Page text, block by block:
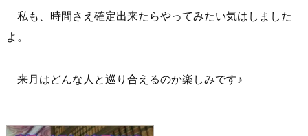
私も、時間さえ確定出来たらやってみたい気はしました
よ。
来月はどんな人と巡り合えるのか楽しみです♪